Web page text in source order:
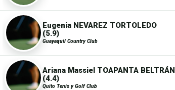
Eugenia NEVAREZ TORTOLEDO
(5.9)
Guayaquil Country Club
Ariana Massiel TOAPANTA BELTRÁN
(4.4)
Quito Tenis y Golf Club